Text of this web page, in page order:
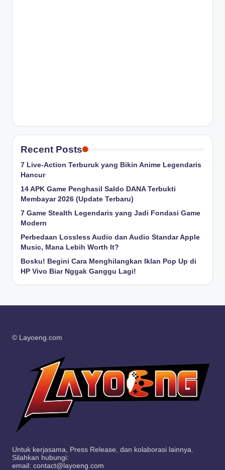
Recent Posts
7 Live-Action Terburuk yang Bikin Anime Legendaris
Hancur
14 APK Game Penghasil Saldo DANA Terbukti
Membayar 2026 (Update Terbaru)
7 Game Stealth Legendaris yang Jadi Fondasi Game
Modern
Perbedaan Lossless Audio dan Audio Standar Apple
Music, Mana Lebih Worth It?
Bosku! Begini Cara Menghilangkan Iklan Pop Up di
HP Vivo Biar Nggak Ganggu Lagi!
© Layoeng.com
Untuk kerjasama, Press Release, dan kolaborasi lainnya.
Silahkan hubungi:
email: contact@layoeng.com